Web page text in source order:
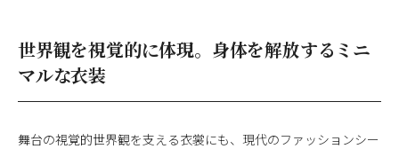
世界観を視覚的に体現。身体を解放するミニ
マルな衣装
舞台の視覚的世界観を支える衣裳にも、現代のファッションシー